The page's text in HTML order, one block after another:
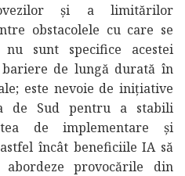
și a limitărilor
obstacolele cu care se
sunt specifice acestei
de lungă durată în
este nevoie de inițiative
de Sud pentru a stabili
de implementare și
încât beneficiile IA să
provocările din